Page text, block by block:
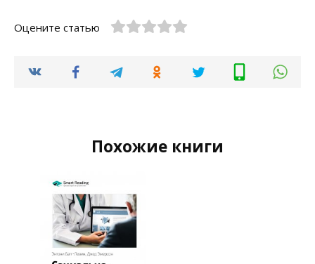
Оцените статью
Похожие книги